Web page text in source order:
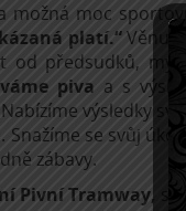
možná moc
platí.“
od předsudků,
piva a s
výsledky
Snažíme se svůj
zábavy.
Pivní Tramway,